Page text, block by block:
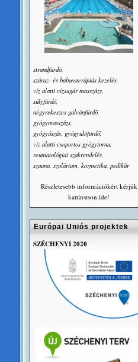
strandfürdõ,
száraz- és balneoterápiás kezelés
víz alatti vízsugár masszázs,
súlyfürdõ,
négyrekeszes galvánfürdõ,
gyógymasszázs,
gyógyúszás, gyógyülõfürdő,
víz alatti csoportos gyógytorna,
reumatológiai szakrendelés,
szauna, szolárium, kozmetika, pedikûr
Részletesebb információkért kérjük
kattinstson ide!
Európai Uniós projektek
SZÉCHENYI 2020